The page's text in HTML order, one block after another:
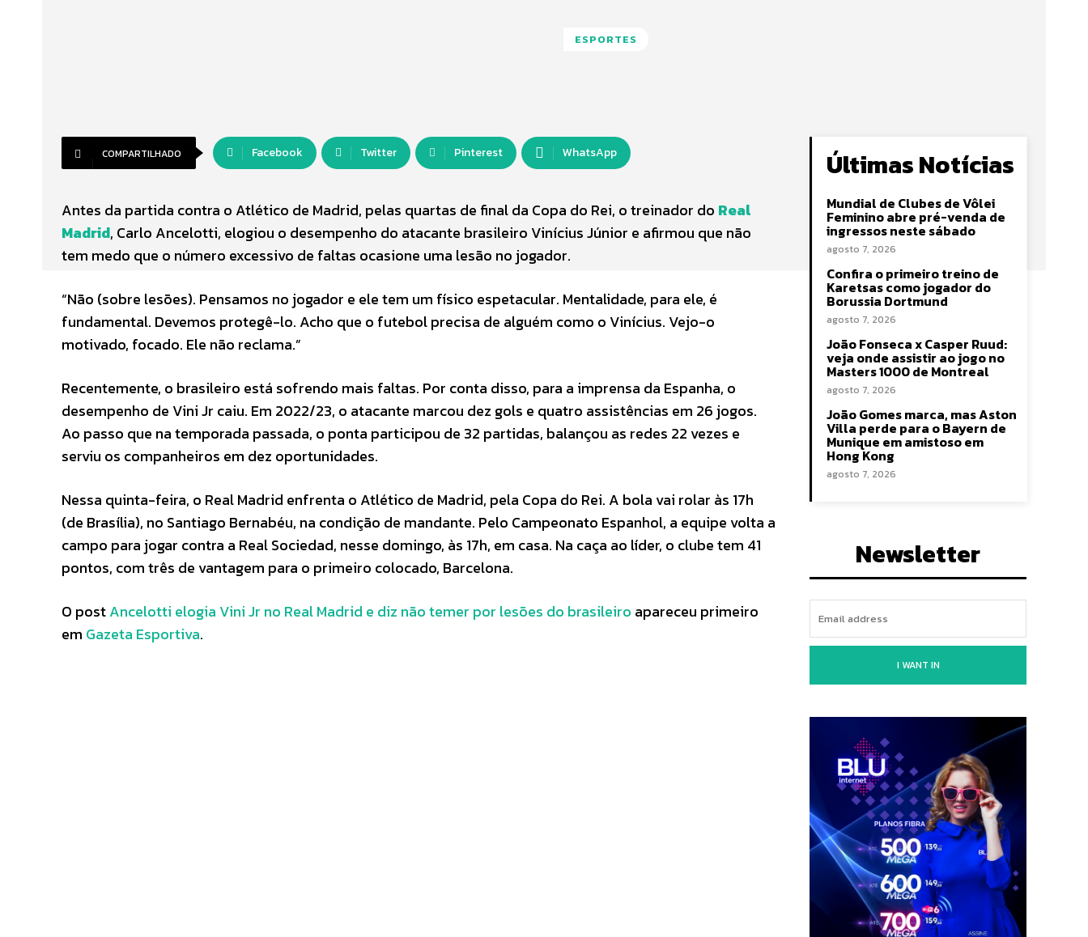
ESPORTES
COMPARTILHADO Facebook Twitter Pinterest WhatsApp
Antes da partida contra o Atlético de Madrid, pelas quartas de final da Copa do Rei, o treinador do Real
Madrid, Carlo Ancelotti, elogiou o desempenho do atacante brasileiro Vinícius Júnior e afirmou que não
tem medo que o número excessivo de faltas ocasione uma lesão no jogador.
“Não (sobre lesões). Pensamos no jogador e ele tem um físico espetacular. Mentalidade, para ele, é
fundamental. Devemos protegê-lo. Acho que o futebol precisa de alguém como o Vinícius. Vejo-o
motivado, focado. Ele não reclama.”
Recentemente, o brasileiro está sofrendo mais faltas. Por conta disso, para a imprensa da Espanha, o
desempenho de Vini Jr caiu. Em 2022/23, o atacante marcou dez gols e quatro assistências em 26 jogos.
Ao passo que na temporada passada, o ponta participou de 32 partidas, balançou as redes 22 vezes e
serviu os companheiros em dez oportunidades.
Nessa quinta-feira, o Real Madrid enfrenta o Atlético de Madrid, pela Copa do Rei. A bola vai rolar às 17h
(de Brasília), no Santiago Bernabéu, na condição de mandante. Pelo Campeonato Espanhol, a equipe volta a
campo para jogar contra a Real Sociedad, nesse domingo, às 17h, em casa. Na caça ao líder, o clube tem 41
pontos, com três de vantagem para o primeiro colocado, Barcelona.
O postAncelotti elogia Vini Jr no Real Madrid e diz não temer por lesões do brasileiro apareceu primeiro
em Gazeta Esportiva.
Últimas Notícias
Mundial de Clubes de Vôlei
Feminino abre pré-venda de
ingressos neste sábado
agosto 7, 2026
Confira o primeiro treino de
Karetsas como jogador do
Borussia Dortmund
agosto 7, 2026
João Fonseca x Casper Ruud:
veja onde assistir ao jogo no
Masters 1000 de Montreal
agosto 7, 2026
João Gomes marca, mas Aston
Villa perde para o Bayern de
Munique em amistoso em
Hong Kong
agosto 7, 2026
Newsletter
I WANT IN